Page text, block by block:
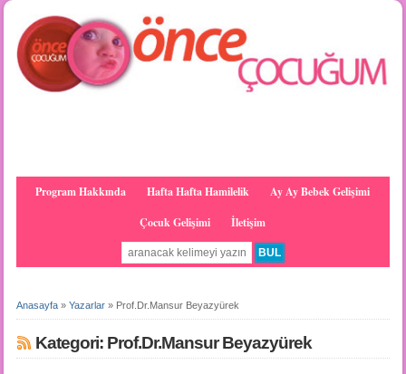
Program Hakkında Hafta Hafta Hamilelik
Ay Ay Bebek Gelişimi
Çocuk Gelişimi
İletişim
Anasayfa» Yazarlar» Prof.Dr.Mansur Beyazyürek
Kategori: Prof.Dr.Mansur Beyazyürek